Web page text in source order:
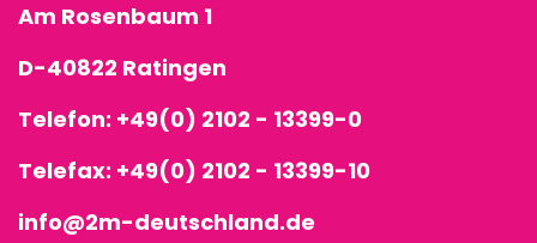
Am Rosenbaum 1
D-40822 Ratingen
Telefon: +49(0) 2102 - 13399-0
Telefax: +49(0) 2102 - 13399-10
info@2m-deutschland.de